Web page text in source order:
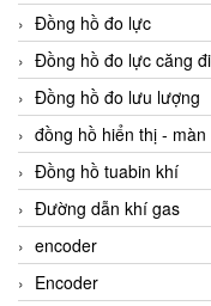
Đồng hồ đo lực
Đồng hồ đo lực căng
Đồng hồ đo lưu lượng
đồng hồ hiển thị -
Đồng hồ tuabin khí
Đường dẫn khí gas
encoder
Encoder